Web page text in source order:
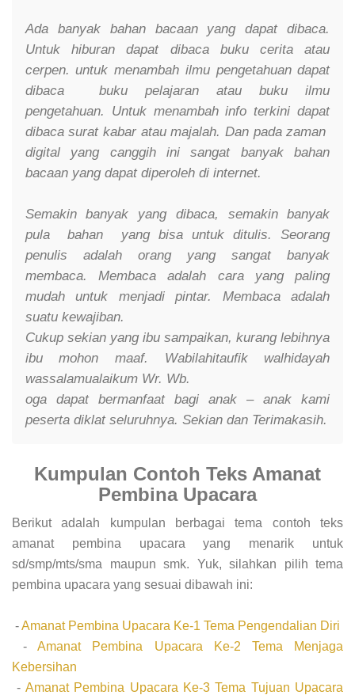
Ada banyak bahan bacaan yang dapat dibaca.
Untuk hiburan dapat dibaca buku cerita atau
cerpen. untuk menambah ilmu pengetahuan dapat
dibaca buku pelajaran atau buku ilmu
pengetahuan. Untuk menambah info terkini dapat
dibaca surat kabar atau majalah. Dan pada zaman
digital yang canggih ini sangat banyak bahan
bacaan yang dapat diperoleh di internet.
Semakin banyak yang dibaca, semakin banyak
pula bahan yang bisa untuk ditulis. Seorang
penulis adalah orang yang sangat banyak
membaca. Membaca adalah cara yang paling
mudah untuk menjadi pintar. Membaca adalah
suatu kewajiban.
Cukup sekian yang ibu sampaikan, kurang lebihnya
ibu mohon maaf. Wabilahitaufik walhidayah
wassalamualaikum Wr. Wb.
oga dapat bermanfaat bagi anak – anak kami
peserta diklat seluruhnya. Sekian dan Terimakasih.
Kumpulan Contoh Teks Amanat
Pembina Upacara
Berikut adalah kumpulan berbagai tema contoh teks
amanat pembina upacara yang menarik untuk
sd/smp/mts/sma maupun smk. Yuk, silahkan pilih tema
pembina upacara yang sesuai dibawah ini:
-Amanat Pembina Upacara Ke-1 Tema Pengendalian Diri
-Amanat Pembina Upacara Ke-2 Tema Menjaga
Kebersihan
- Amanat Pembina Upacara Ke-3 Tema Tujuan Upacara